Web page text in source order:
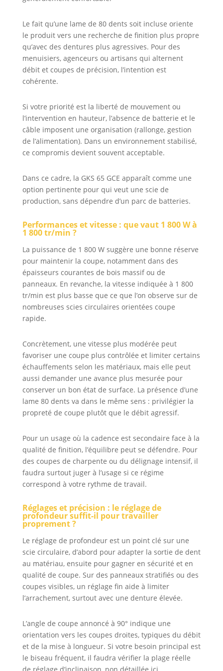
pression
acoustique : 88
dB(A), niveau de
puissance
acoustique : 99
adaptateur
d’aspiration, 1
lame de scie
circulaire pour
bois
Le fait qu’une lame de 80 dents soit incluse oriente
le produit vers une recherche de finition plus propre
qu’avec des dentures plus agressives. Pour des
menuisiers, agenceurs ou artisans qui alternent
débit et coupes de précision, l’intention est
cohérente.
Si votre priorité est la liberté de mouvement ou
l’intervention en hauteur, l’absence de batterie et le
câble imposent une organisation (rallonge, gestion
de l’alimentation). Dans un environnement stabilisé,
ce compromis devient souvent acceptable.
Dans ce cadre, la GKS 65 GCE apparaît comme une
option pertinente pour qui veut une scie de
production, sans dépendre d’un parc de batteries.
Performances et vitesse : que vaut 1 800 W à
1 800 tr/min ?
La puissance de 1 800 W suggère une bonne réserve
pour maintenir la coupe, notamment dans des
épaisseurs courantes de bois massif ou de
panneaux. En revanche, la vitesse indiquée à 1 800
tr/min est plus basse que ce que l’on observe sur de
nombreuses scies circulaires orientées coupe
rapide.
Concrètement, une vitesse plus modérée peut
favoriser une coupe plus contrôlée et limiter certains
échauffements selon les matériaux, mais elle peut
aussi demander une avance plus mesurée pour
conserver un bon état de surface. La présence d’une
lame 80 dents va dans le même sens : privilégier la
propreté de coupe plutôt que le débit agressif.
Pour un usage où la cadence est secondaire face à la
qualité de finition, l’équilibre peut se défendre. Pour
des coupes de charpente ou du délignage intensif, il
faudra surtout juger à l’usage si ce régime
correspond à votre rythme de travail.
Réglages et précision : le réglage de
profondeur suffit-il pour travailler
proprement ?
Le réglage de profondeur est un point clé sur une
scie circulaire, d’abord pour adapter la sortie de dent
au matériau, ensuite pour gagner en sécurité et en
qualité de coupe. Sur des panneaux stratifiés ou des
coupes visibles, un réglage fin aide à limiter
l’arrachement, surtout avec une denture élevée.
L’angle de coupe annoncé à 90° indique une
orientation vers les coupes droites, typiques du débit
et de la mise à longueur. Si votre besoin principal est
le biseau fréquent, il faudra vérifier la plage réelle